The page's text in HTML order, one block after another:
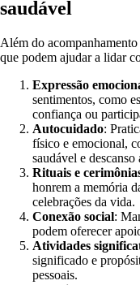
saudável
Além do
que podem ajudar a lidar
Expressão
sentimentos, como
confiança ou
Autocuidado:
físico e emocional,
saudável e descanso
Rituais e
honrem a memória
celebrações da vida.
Conexão social:
podem oferecer
Atividades
significado e
pessoais.